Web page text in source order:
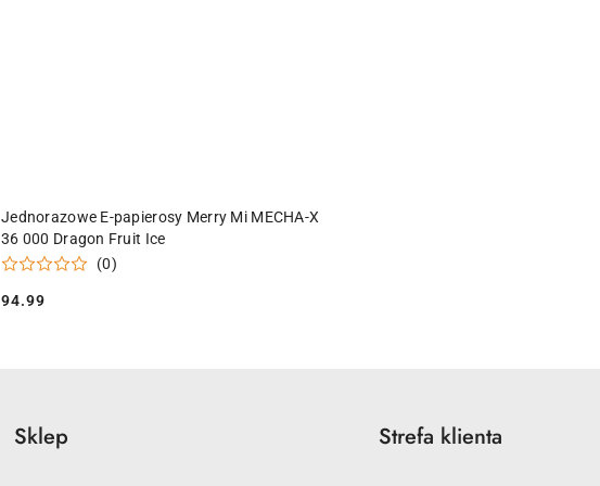
Jednorazowe E-papierosy Merry Mi MECHA-X
36 000 Dragon Fruit Ice
(0)
Cena:
94.99
Sklep Strefa klienta